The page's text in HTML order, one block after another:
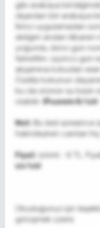
gibi arabaya
dışardan biri arabaya
İkinci uygulamadan
sıktığım andan
yoğundu, ikinci gün
farkettim, üçüncü gün
akşamına kokudan
Özetle kokunun
bu da ürünün su bazlı
olabilir.
(Puanım:6/10)
Not:
Bu test süresince
halindeyken camları hiç
Fiyat: 100ml - 6 TL.
10/10)
Okuduğunuz için
görüşmek üzere.